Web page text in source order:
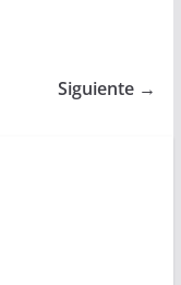
Siguiente →